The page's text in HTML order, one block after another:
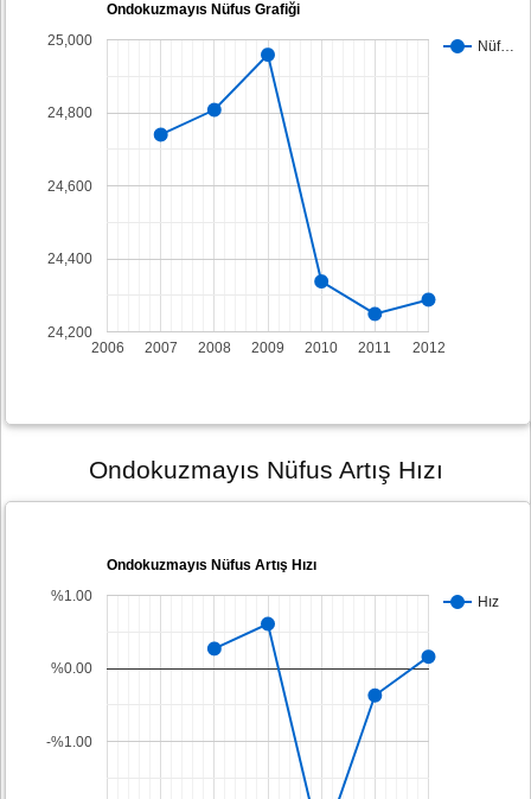
Ondokuzmayıs Nüfus Grafiği
Nüf…
2006 2007 2008 2009 2010 2011 2012
24,200
24,400
24,600
24,800
25,000
Ondokuzmayıs Nüfus Artış Hızı
Ondokuzmayıs Nüfus Artış Hızı
Hız
-%1.00
%0.00
%1.00